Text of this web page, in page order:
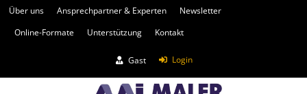
Über uns Ansprechpartner & Experten
Newsletter
Online-Formate
Unterstützung Kontakt
Gast Login